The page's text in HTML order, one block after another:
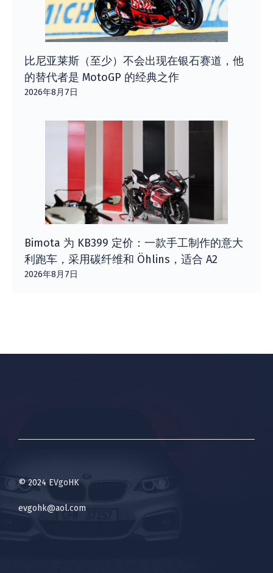
比尼亚莱斯（至少）不会出现在银石赛道，他
的替代者是 MotoGP 的经典之作
2026年8月7日
Bimota 为 KB399 定价：一款手工制作的意大
利跑车，采用碳纤维和 Öhlins，适合 A2
2026年8月7日
© 2024 EVgoHK
evgohk@aol.com